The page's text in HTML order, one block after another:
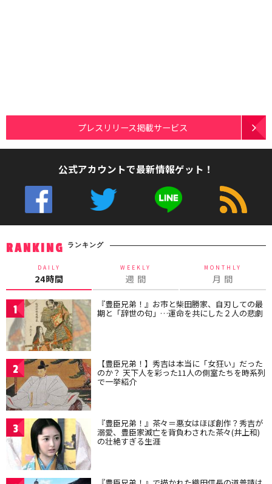
プレスリリース掲載サービス
公式アカウントで最新情報ゲット！
RANKING ランキング
DAILY
24時間
WEEKLY
週 間
MONTHLY
月 間
1 『豊臣兄弟！』お市と柴田勝家、自刃しての最
期と「辞世の句」…運命を共にした２人の悲劇
2 【豊臣兄弟！】秀吉は本当に「女狂い」だった
のか？ 天下人を彩った11人の側室たちを時系列
で一挙紹介
3 『豊臣兄弟！』茶々＝悪女はほぼ創作？秀吉が
溺愛、豊臣家滅亡を背負わされた茶々(井上和)
の壮絶すぎる生涯